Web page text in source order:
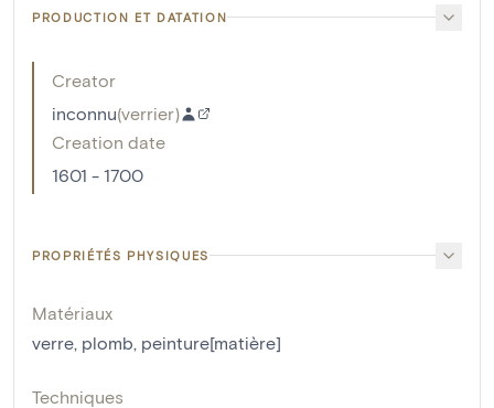
PRODUCTION ET DATATION
Creator
inconnu(verrier)
Creation date
1601 - 1700
PROPRIÉTÉS PHYSIQUES
Matériaux
verre plomb peinture[matière]
Techniques